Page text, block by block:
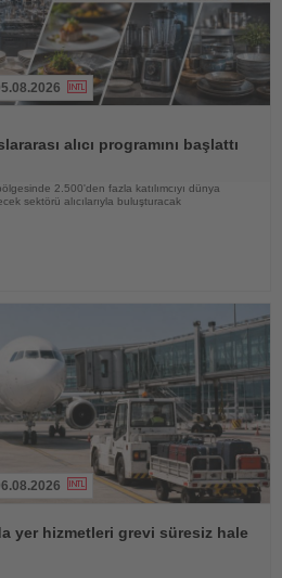
alıcı programını başlattı
2.500'den fazla katılımcıyı dünya
sektörü alıcılarıyla buluşturacak
yer hizmetleri grevi süresiz hale